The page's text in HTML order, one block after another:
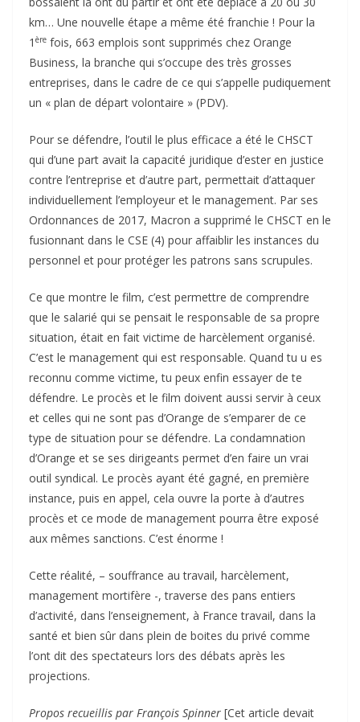
km… Une nouvelle étape a même été franchie ! Pour la
1 ère fois, 663 emplois sont supprimés chez Orange
Business, la branche qui s’occupe des très grosses
entreprises, dans le cadre de ce qui s’appelle pudiquement
un « plan de départ volontaire » (PDV).
Pour se défendre, l’outil le plus efficace a été le CHSCT
qui d’une part avait la capacité juridique d’ester en justice
contre l’entreprise et d’autre part, permettait d’attaquer
individuellement l’employeur et le management. Par ses
Ordonnances de 2017, Macron a supprimé le CHSCT en le
fusionnant dans le CSE (4) pour affaiblir les instances du
personnel et pour protéger les patrons sans scrupules.
Ce que montre le film, c’est permettre de comprendre
que le salarié qui se pensait le responsable de sa propre
situation, était en fait victime de harcèlement organisé.
C’est le management qui est responsable. Quand tu u es
reconnu comme victime, tu peux enfin essayer de te
défendre. Le procès et le film doivent aussi servir à ceux
et celles qui ne sont pas d’Orange de s’emparer de ce
type de situation pour se défendre. La condamnation
d’Orange et se ses dirigeants permet d’en faire un vrai
outil syndical. Le procès ayant été gagné, en première
instance, puis en appel, cela ouvre la porte à d’autres
procès et ce mode de management pourra être exposé
aux mêmes sanctions. C’est énorme !
Cette réalité, – souffrance au travail, harcèlement,
management mortifère -, traverse des pans entiers
d’activité, dans l’enseignement, à France travail, dans la
santé et bien sûr dans plein de boites du privé comme
l’ont dit des spectateurs lors des débats après les
projections.
Propos recueillis par François Spinner [Cet article devait